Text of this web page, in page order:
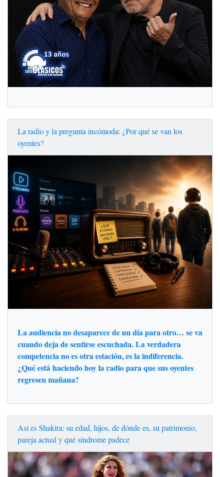
La radio y la pregunta incómoda: ¿Por qué se van los
oyentes?
La audiencia no desaparece de un día para otro… se va
cuando deja de sentirse escuchada. La verdadera
competencia no es otra estación, es la indiferencia.
¿Qué está haciendo hoy la radio para que sus oyentes
regresen mañana?
Así es Shakira: su edad, hijos, de dónde es, su patrimonio,
pareja actual y qué síndrome padece